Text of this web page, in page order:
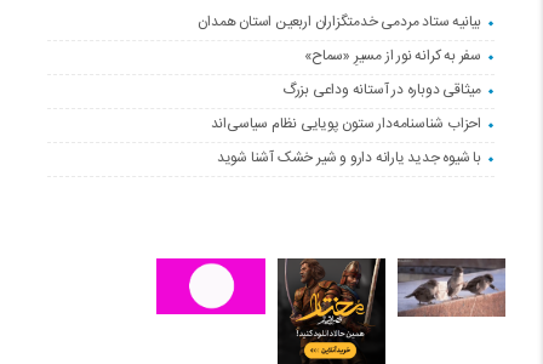
بیانیه ستاد مردمی خدمتگزاران اربعین استان همدان
سفر به کرانه‌ نور از مسیرِ «سماح»
میثاقی دوباره در آستانه‌ وداعی بزرگ
احزاب شناسنامه‌دار ستون پویایی نظام سیاسی‌اند
با شیوه جدید یارانه دارو و شیر خشک آشنا شوید